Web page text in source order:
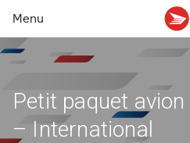
Menu
Faire un envoi au Canada
Expédier à l’étranger
Créer un envoi en ligne
Nos solutions d’expédition
Politique de retour
Solutions de retour
Retours d’articles sans
Créer une politique de
Vendre en ligne
Ressources et articles
Tout sur le publipostage
Lancer une campagne
Économiser sur le
Trouver un partenaire
Ressources et articles
Services postaux
Louer une case postale
Services prépayés et
Timbres et machines à
Magasiner des fournitures
Petit paquet
– International